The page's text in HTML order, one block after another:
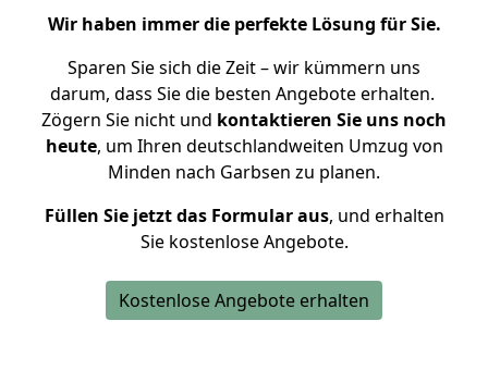
Wir haben immer die perfekte Lösung für Sie.
Sparen Sie sich die Zeit – wir kümmern uns
darum, dass Sie die besten Angebote erhalten.
Zögern Sie nicht und kontaktieren Sie uns noch
heute, um Ihren deutschlandweiten Umzug von
Minden nach Garbsen zu planen.
Füllen Sie jetzt das Formular aus, und erhalten
Sie kostenlose Angebote.
Kostenlose Angebote erhalten